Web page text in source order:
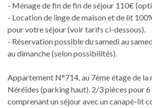
- Ménage de fin de fin de séjour 110€
- Location de linge de maison et de lit
pour votre séjour (voir tarifs ci-dessous).
- Réservation possible du samedi au
au dimanche (selon possibilités).
Appartement N°714, au 7ème étage de la
Néréïdes (parking haut). 2/3 pièces pour 6
comprenant un séjour avec un canapé-lit